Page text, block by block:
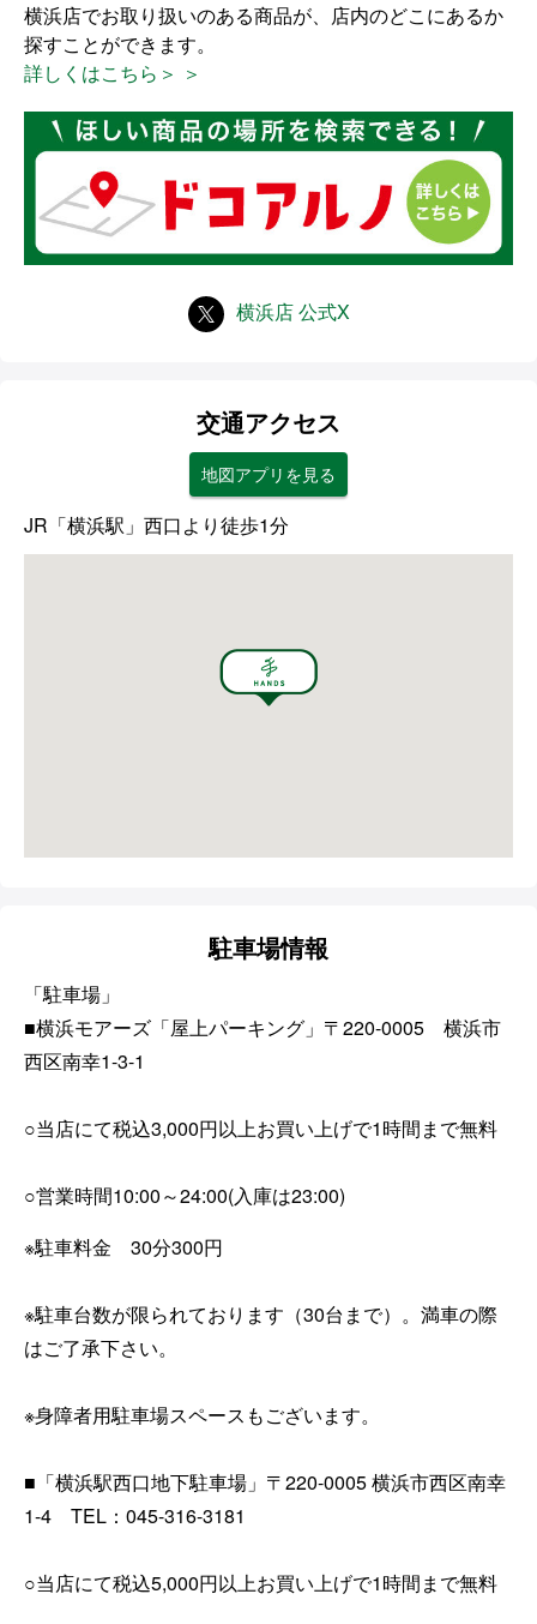
横浜店でお取り扱いのある商品が、店内のどこにあるか
探すことができます。
詳しくはこちら＞ ＞
横浜店 公式X
交通アクセス
地図アプリを見る
JR「横浜駅」西口より徒歩1分
駐車場情報
「駐車場」
■横浜モアーズ「屋上パーキング」〒220-0005 横浜市
西区南幸1-3-1
○当店にて税込3,000円以上お買い上げで1時間まで無料
○営業時間10:00～24:00(入庫は23:00)
※駐車料金 30分300円
※駐車台数が限られております（30台まで）。満車の際
はご了承下さい。
※身障者用駐車場スペースもございます。
■「横浜駅西口地下駐車場」〒220-0005 横浜市西区南幸
1-4 TEL ：045-316-3181
○当店にて税込5,000円以上お買い上げで1時間まで無料